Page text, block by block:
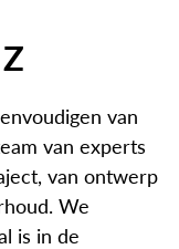
van
van experts
van ontwerp
We
is in de